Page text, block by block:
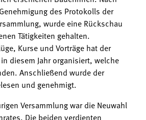
des Protokolls der
wurde eine Rückschau
Tätigkeiten gehalten.
Kurse und Vorträge hat der
diesem Jahr organisiert, welche
Anschließend wurde der
und genehmigt.
Versammlung war die Neuwahl
Die beiden verdienten